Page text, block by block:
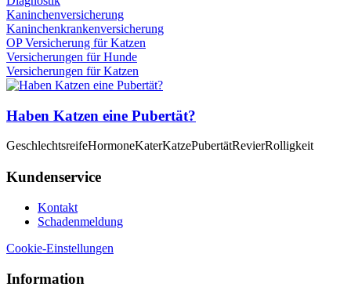
Kaninchenversicherung
Kaninchenkrankenversicherung
OP Versicherung für Katzen
Versicherungen für Hunde
Versicherungen für Katzen
Haben Katzen eine Pubertät?
GeschlechtsreifeHormoneKaterKatzePubertätRevierRolligkeit
Kundenservice
Kontakt
Schadenmeldung
Cookie-Einstellungen
Information